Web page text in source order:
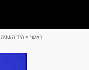
ראשי >היד השניה